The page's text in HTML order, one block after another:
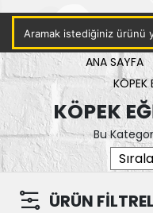
ANA SAYFA
KÖPEK
KÖPEK
Bu
ÜRÜN